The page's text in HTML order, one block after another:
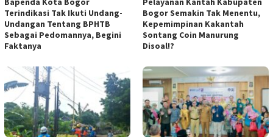
Terindikasi Tak Ikuti Undang-
Undangan Tentang BPHTB
Sebagai Pedomannya, Begini
Faktanya
Bogor Semakin Tak Menentu,
Kepemimpinan Kakantah
Sontang Coin Manurung
Disoal!?